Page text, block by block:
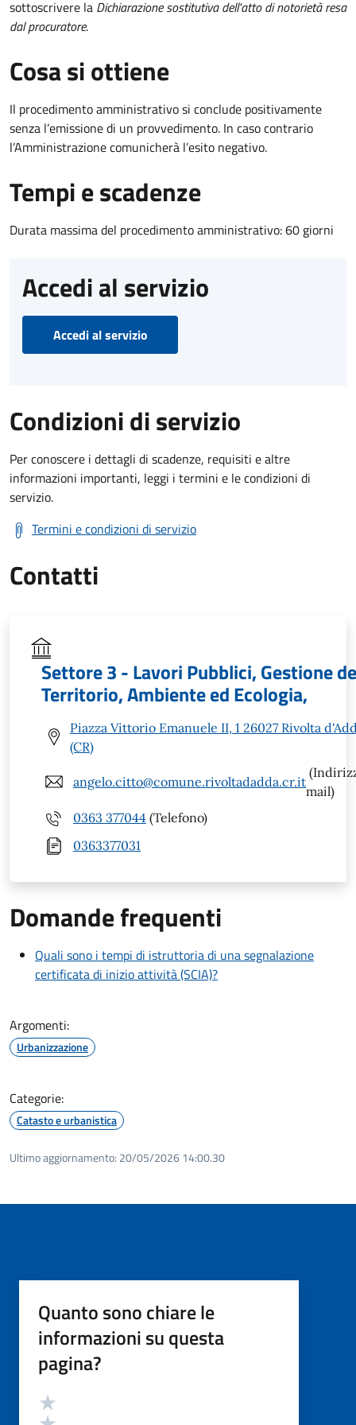
sottoscrivere la Dichiarazione sostitutiva dell'atto di notorietà resa
dal procuratore.
Cosa si ottiene
Il procedimento amministrativo si conclude positivamente
senza l’emissione di un provvedimento. In caso contrario
l’Amministrazione comunicherà l’esito negativo.
Tempi e scadenze
Durata massima del procedimento amministrativo: 60 giorni
Accedi al servizio
Accedi al servizio
Condizioni di servizio
Per conoscere i dettagli di scadenze, requisiti e altre
informazioni importanti, leggi i termini e le condizioni di
servizio.
Termini e condizioni di servizio
Contatti
Settore 3 - Lavori Pubblici, Gestione
Territorio, Ambiente ed Ecologia,
Piazza Vittorio Emanuele II, 1 26027 Rivolta
(CR)
angelo.citto@comune.rivoltadadda.cr.it
mail)
0363 377044 (Telefono)
0363377031
Domande frequenti
Quali sono i tempi di istruttoria di una segnalazione
certificata di inizio attività (SCIA)?
Argomenti:
Urbanizzazione
Categorie:
Catasto e urbanistica
Ultimo aggiornamento: 20/05/2026 14:00.30
Quanto sono chiare le
informazioni su questa
pagina?
Valutazione